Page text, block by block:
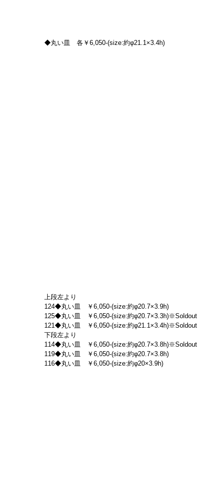
◆丸い皿　各￥6,050-(size:約φ21.1×3.4h)
上段左より
124◆丸い皿　￥6,050-(size:約φ20.7×3.9h)
125◆丸い皿　￥6,050-(size:約φ20.7×3.3h)※Soldout
121◆丸い皿　￥6,050-(size:約φ21.1×3.4h)※Soldout
下段左より
114◆丸い皿　￥6,050-(size:約φ20.7×3.8h)※Soldout
119◆丸い皿　￥6,050-(size:約φ20.7×3.8h)
116◆丸い皿　￥6,050-(size:約φ20×3.9h)